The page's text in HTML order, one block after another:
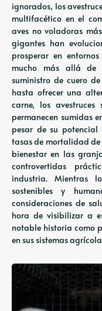
ignorados, los
multifacético en el
aves no voladoras
gigantes han
prosperar en
mucho más allá de
suministro de cuero
hasta ofrecer una
carne, los
permanecen sumidas
pesar de su potencial
tasas de mortalidad de
bienestar en las
controvertidas
industria. Mientras
sostenibles y
consideraciones de
hora de visibilizar a
notable historia como
en sus sistemas